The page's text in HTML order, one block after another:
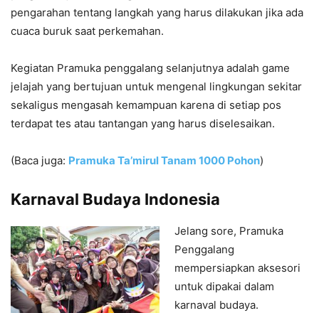
pengarahan tentang langkah yang harus dilakukan jika ada
cuaca buruk saat perkemahan.
Kegiatan Pramuka penggalang selanjutnya adalah game
jelajah yang bertujuan untuk mengenal lingkungan sekitar
sekaligus mengasah kemampuan karena di setiap pos
terdapat tes atau tantangan yang harus diselesaikan.
(Baca juga: Pramuka Ta’mirul Tanam 1000 Pohon)
Karnaval Budaya Indonesia
Jelang sore, Pramuka
Penggalang
mempersiapkan aksesori
untuk dipakai dalam
karnaval budaya.